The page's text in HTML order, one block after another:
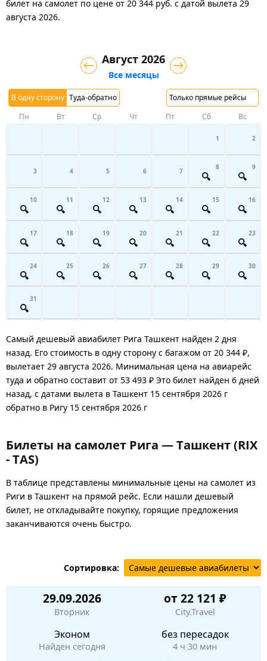
билет на самолет по цене от 20 344 руб. с датой вылета 29
августа 2026.
В одну сторону Туда-обратно Только прямые рейсы
Август 2026
Все месяцы
Пн Вт Ср Чт Пт Сб Вс
1 2
3 4 5 6 7 8 9
10 11 12 13 14 15 16
17 18 19 20 21 22 23
24 25 26 27 28 29 30
31
Самый дешевый авиабилет Рига Ташкент найден 2 дня
назад. Его стоимость в одну сторону с багажом от 20 344 ₽,
вылетает 29 августа 2026. Минимальная цена на авиарейс
туда и обратно составит от 53 493 ₽ Это билет найден 6 дней
назад, с датами вылета в Ташкент 15 сентября 2026 г
обратно в Ригу 15 сентября 2026 г
Билеты на самолет Рига — Ташкент (RIX
- TAS)
В таблице представлены минимальные цены на самолет из
Риги в Ташкент на прямой рейс. Если нашли дешевый
билет, не откладывайте покупку, горящие предложения
заканчиваются очень быстро.
Сортировка:
29.09.2026
Вторник
от 22 121 ₽
City.Travel
Эконом
Найден сегодня
без пересадок
4 ч 30 мин